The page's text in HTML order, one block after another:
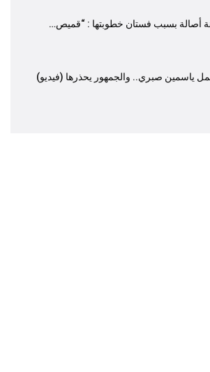
أصالة بسبب فستان خطوبتها : “قميص…
ياسمين صبري.. والجمهور يحذرها (فيديو)